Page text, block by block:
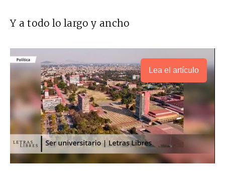
Y a todo lo largo y ancho
Lea el artículo